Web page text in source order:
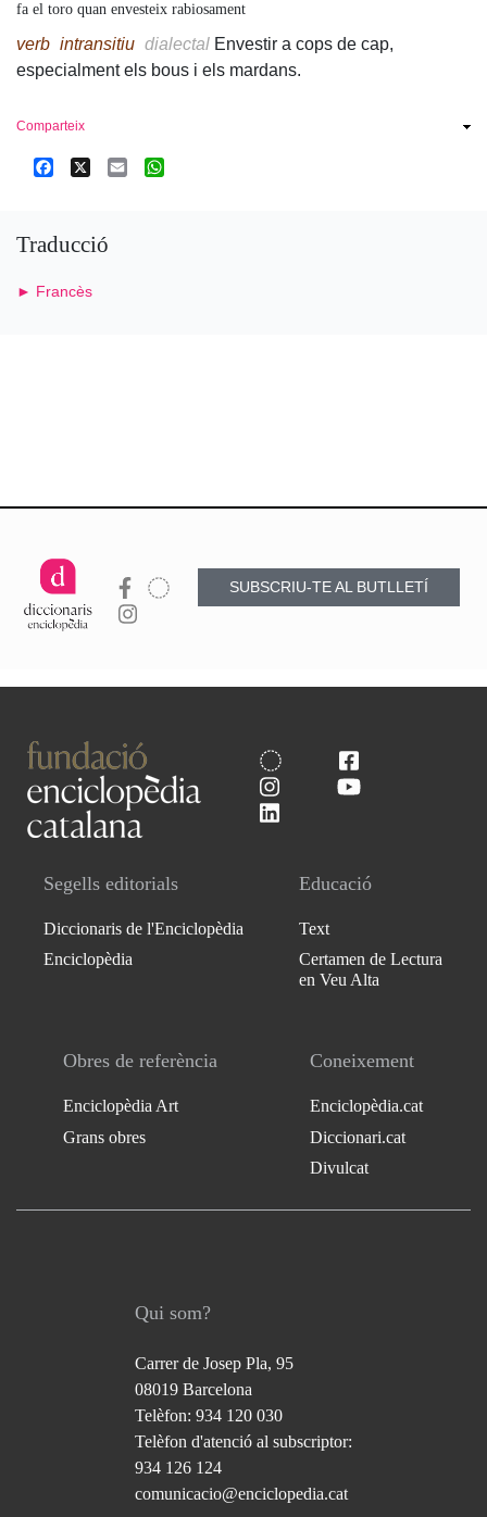
fa el toro quan envesteix rabiosament
Body
verb intransitiu dialectal Envestir a cops de cap,
especialment els bous i els mardans.
Comparteix
Facebook Email
Traducció
► Francès
SUBSCRIU-TE AL BUTLLETÍ
Segells editorials
Diccionaris de l'Enciclopèdia
Enciclopèdia
Educació
Text
Certamen de Lectura
en Veu Alta
Obres de referència
Enciclopèdia Art
Grans obres
Coneixement
Enciclopèdia.cat
Diccionari.cat
Divulcat
Qui som?
Carrer de Josep Pla, 95
08019 Barcelona
Telèfon: 934 120 030
Telèfon d'atenció al subscriptor:
934 126 124
comunicacio@enciclopedia.cat